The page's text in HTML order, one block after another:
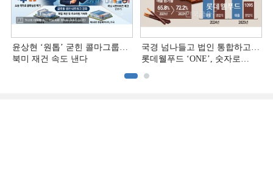
윤상현 ‘원톱ʼ 굳힌 콜마그룹…
북미 재건 속도 낸다
국경 넘나들고 법인 통합하고…
롯데웰푸드 ‘ONE’, 숫자로